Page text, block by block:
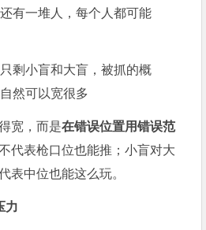
有一堆人，每个人都可能
剩小盲和大盲，被抓的概
然可以宽很多
宽，而是在错误位置用错误范
代表枪口位也能推；小盲对大
表中位也能这么玩。
力